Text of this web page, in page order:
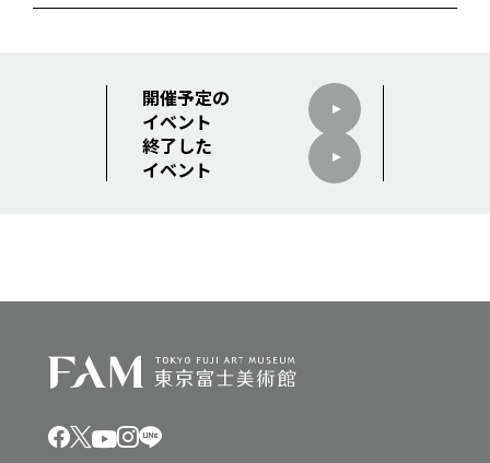
開催予定の
イベント
終了した
イベント